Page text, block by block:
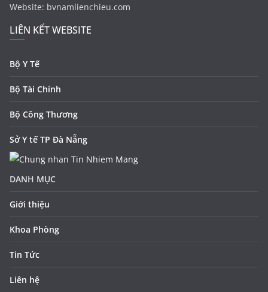
Website: bvnamlienchieu.com
LIÊN KẾT WEBSITE
Bộ Y Tế
Bộ Tài Chính
Bộ Công Thương
Sở Y tế TP Đà Nẵng
DANH MỤC
Giới thiệu
Khoa Phòng
Tin Tức
Liên hệ